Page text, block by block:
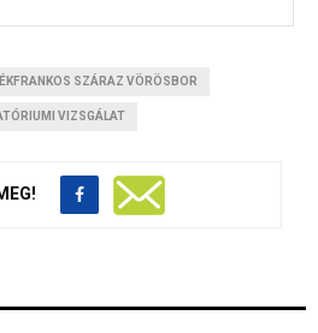
SZÁRAZ VÖRÖSBOR
VIZSGÁLAT